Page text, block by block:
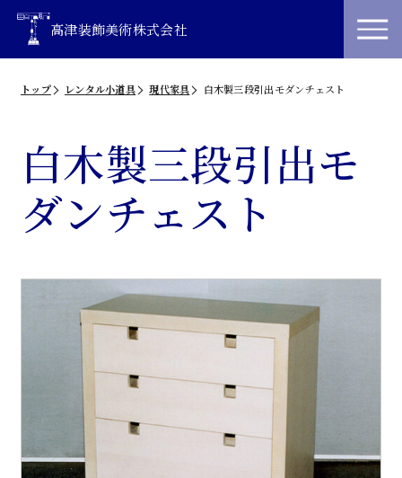
高津装飾美術株式会社
トップ レンタル小道具 現代家具 白木製三段引出モダンチェスト
白木製三段引出モ
ダンチェスト